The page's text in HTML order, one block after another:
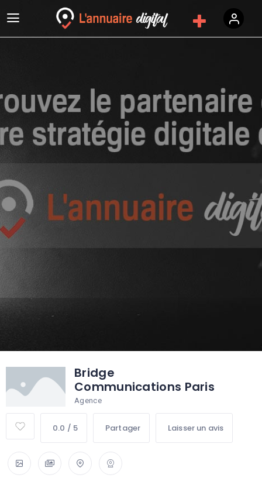
Bridge
Communications Paris
Agence
0.0 / 5 Partager Laisser un avis